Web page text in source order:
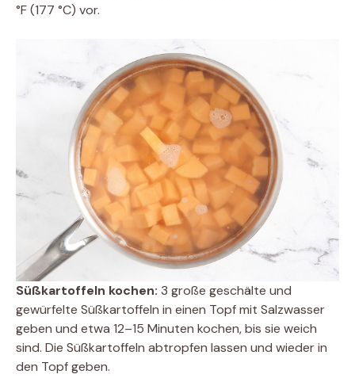
°F (177 °C) vor.
Süßkartoffeln kochen: 3 große geschälte und
gewürfelte Süßkartoffeln in einen Topf mit Salzwasser
geben und etwa 12–15 Minuten kochen, bis sie weich
sind. Die Süßkartoffeln abtropfen lassen und wieder in
den Topf geben.